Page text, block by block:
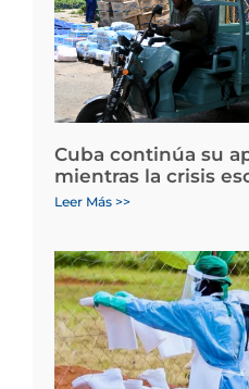
Cuba continúa su
mientras la crisis
Leer Más >>